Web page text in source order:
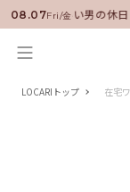
08.07Fri/金
に就任！いい男の休日
LOCARIトップ 在宅